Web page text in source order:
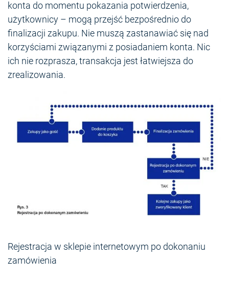
konta do momentu pokazania potwierdzenia,
użytkownicy – mogą przejść bezpośrednio do
finalizacji zakupu. Nie muszą zastanawiać się nad
korzyściami związanymi z posiadaniem konta. Nic
ich nie rozprasza, transakcja jest łatwiejsza do
zrealizowania.
Rejestracja w sklepie internetowym po dokonaniu
zamówienia